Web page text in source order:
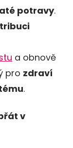
potravy.
a obnově
pro zdraví
.
v